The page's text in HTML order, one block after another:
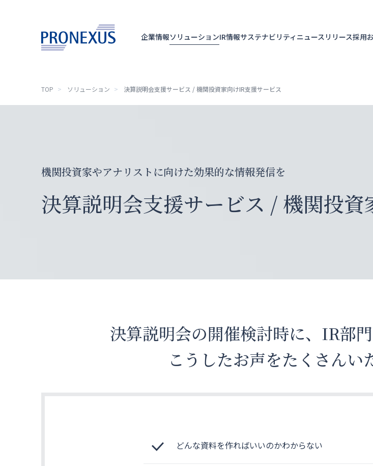
企業情報ソリューションIR情報サステナビリティ ニュースリリース採用
TOP
サステナビリティ
ニュースリリース
TOP ソリューション 決算説明会支援サービス / 機関投資家向けIR支援サービス
機関投資家やアナリストに向けた効果的な情報発信を
決算説明会支援サービス / 機関投
決算説明会の開催検討時に、IR部
こうしたお声をたくさんい
どんな資料を作ればいいのかわからない